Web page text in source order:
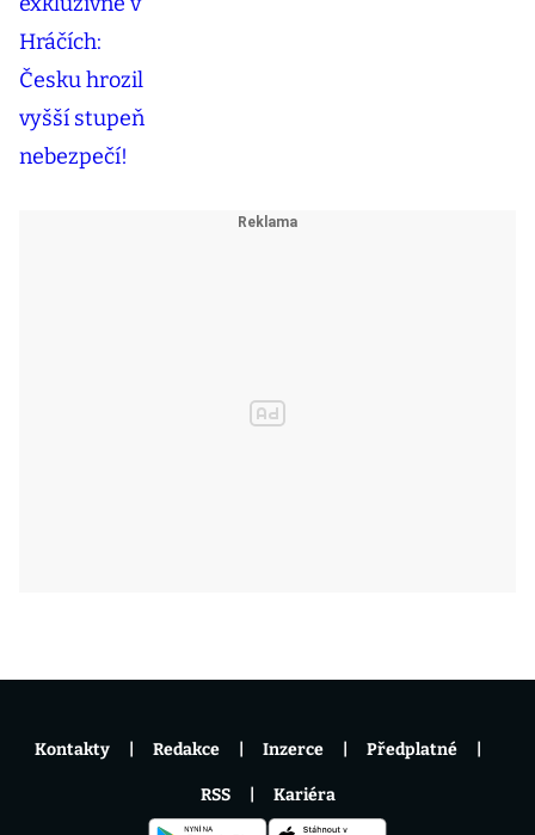
Kontakty Redakce Inzerce Předplatné
RSS Kariéra